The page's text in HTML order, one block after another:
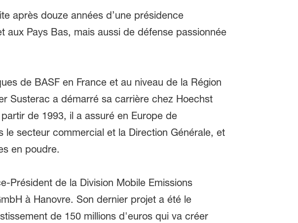
après douze années d’une présidence
Pays Bas, mais aussi de défense passionnée
de BASF en France et au niveau de la Région
Susterac a démarré sa carrière chez Hoechst
de 1993, il a assuré en Europe de
secteur commercial et la Direction Générale, et
en poudre.
Président de la Division Mobile Emissions
à Hanovre. Son dernier projet a été le
de 150 millions d'euros qui va créer